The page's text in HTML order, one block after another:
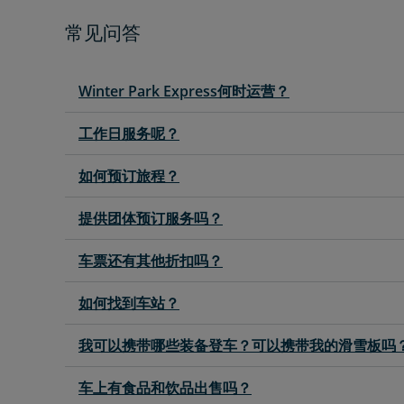
常见问答
Winter Park Express何时运营？
工作日服务呢？
如何预订旅程？
提供团体预订服务吗？
车票还有其他折扣吗？
如何找到车站？
我可以携带哪些装备登车？可以携带我的滑雪板吗
车上有食品和饮品出售吗？